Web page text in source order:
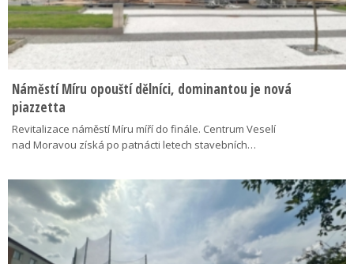
Náměstí Míru opouští dělníci, dominantou je nová
piazzetta
Revitalizace náměstí Míru míří do finále. Centrum Veselí
nad Moravou získá po patnácti letech stavebních…